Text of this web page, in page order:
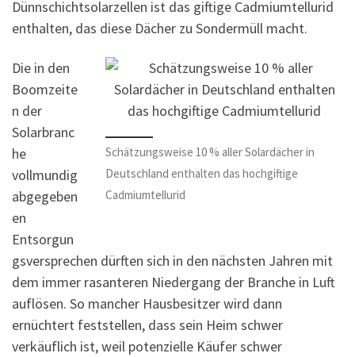
Dünnschichtsolarzellen ist das giftige Cadmiumtellurid
enthalten, das diese Dächer zu Sondermüll macht.
Schätzungsweise 10 % aller Solardächer in
Deutschland enthalten das hochgiftige
Cadmiumtellurid
Die in den
Boomzeite
n der
Solarbranc
he
vollmundig
abgegeben
en
Entsorgun
gsversprechen dürften sich in den nächsten Jahren mit
dem immer rasanteren Niedergang der Branche in Luft
auflösen. So mancher Hausbesitzer wird dann
ernüchtert feststellen, dass sein Heim schwer
verkäuflich ist, weil potenzielle Käufer schwer